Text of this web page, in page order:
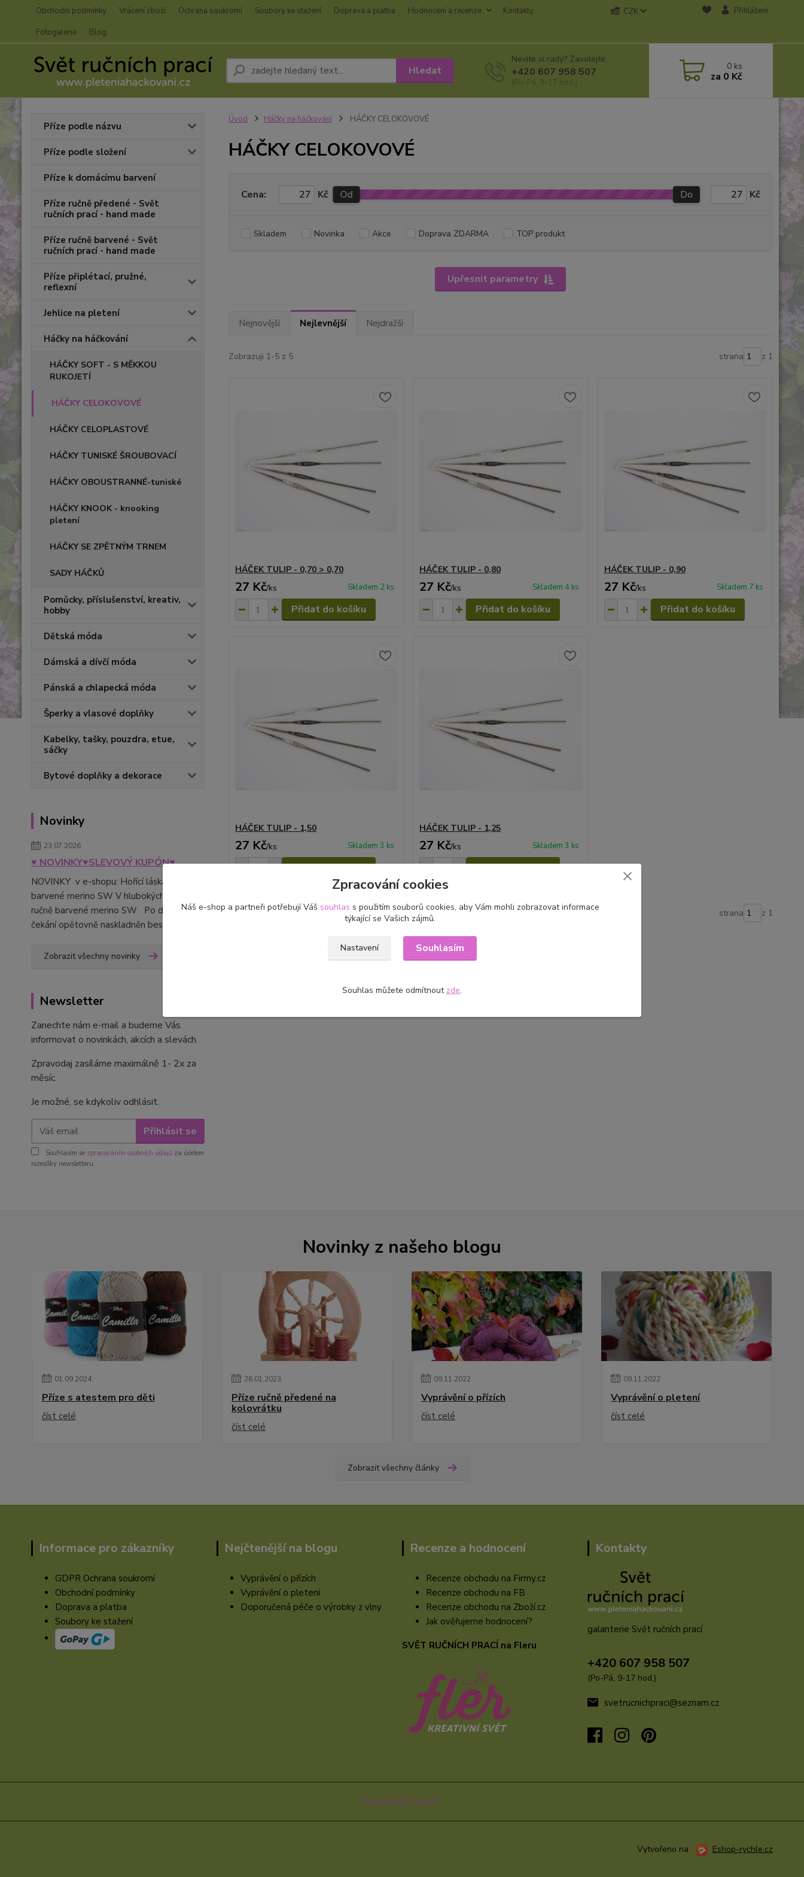
Obchodní podmínky Vrácení zboží Ochrana soukromí Soubory ke stažení Doprava a platba Hodnocení a recenze
Kontakty
Fotogalerie
Blog
CZK Přihlášení
Hledat
Nevíte si rady? Zavolejte.
+420 607 958 507
(Po-Pá, 9-17 hod.)
0 ks
za 0 Kč
Příze podle názvu
Příze podle složení
Příze k domácímu barvení
Příze ručně předené - Svět
ručních prací - hand made
Příze ručně barvené - Svět
ručních prací - hand made
Příze připlétací, pružné,
reflexní
Jehlice na pletení
Háčky na háčkování
HÁČKY SOFT - S MĚKKOU
RUKOJETÍ
HÁČKY CELOKOVOVÉ
HÁČKY CELOPLASTOVÉ
HÁČKY TUNISKÉ ŠROUBOVACÍ
HÁČKY OBOUSTRANNÉ-tuniské
HÁČKY KNOOK - knooking
pletení
HÁČKY SE ZPĚTNÝM TRNEM
SADY HÁČKŮ
Pomůcky, příslušenství, kreativ,
hobby
Dětská móda
Dámská a dívčí móda
Pánská a chlapecká móda
Šperky a vlasové doplňky
Kabelky, tašky, pouzdra, etue,
sáčky
Bytové doplňky a dekorace
Novinky
23.07.2026
♥ NOVINKY♥SLEVOVÝ KUPÓN♥
NOVINKY v e-shopu: Hořící láska - ručně
barvené merino SW V hlubokých tónech -
ručně barvené merino SW Po delším
čekání opětovně naskladněn bes...
Zobrazit všechny novinky
Newsletter
Zanechte nám e-mail a budeme Vás
informovat o novinkách, akcích a slevách.
Zpravodaj zasíláme maximálně 1- 2x za
měsíc.
Je možné, se kdykoliv odhlásit.
Přihlásit se
Souhlasím se zpracováním osobních údajů za účelem
rozesílky newsletteru.
Úvod Háčky na háčkování HÁČKY CELOKOVOVÉ
HÁČKY CELOKOVOVÉ
Upřesnit parametry
Cena: Kč Od Do Kč
Skladem Novinka Akce Doprava ZDARMA TOP produkt
Nejnovější Nejlevnější Nejdražší
Zobrazuji 1-5 z 5 strana z 1
HÁČEK TULIP - 0,70 > 0,70
27 Kč/ks Skladem 2 ks
Přidat do košíku
HÁČEK TULIP - 0,80
27 Kč/ks Skladem 4 ks
Přidat do košíku
HÁČEK TULIP - 0,90
27 Kč/ks Skladem 7 ks
Přidat do košíku
HÁČEK TULIP - 1,50
27 Kč/ks Skladem 3 ks
Přidat do košíku
HÁČEK TULIP - 1,25
27 Kč/ks Skladem 3 ks
Přidat do košíku
strana z 1
Novinky z našeho blogu
01.09.2024
Příze s atestem pro děti
číst celé
26.01.2023
Příze ručně předené na
kolovrátku
číst celé
09.11.2022
Vyprávění o přízích
číst celé
09.11.2022
Vyprávění o pletení
číst celé
Zobrazit všechny články
Informace pro zákazníky
GDPR Ochrana soukromí
Obchodní podmínky
Doprava a platba
Soubory ke stažení
Nejčtenější na blogu
Vyprávění o přízích
Vyprávění o pletení
Doporučená péče o výrobky z vlny
Recenze a hodnocení
Recenze obchodu na Firmy.cz
Recenze obchodu na FB
Recenze obchodu na Zboží.cz
Jak ověřujeme hodnocení?
SVĚT RUČNÍCH PRACÍ na Fleru
Kontakty
galanterie Svět ručních prací
+420 607 958 507
(Po-Pá, 9-17 hod.)
svetrucnichpraci@seznam.cz
Upravit sběr cookies.
Vytvořeno na Eshop-rychle.cz
Zpracování cookies
Náš e-shop a partneři potřebují Váš souhlas s použitím souborů cookies, aby Vám mohli zobrazovat informace
týkající se Vašich zájmů.
Nastavení Souhlasím
Souhlas můžete odmítnout zde.